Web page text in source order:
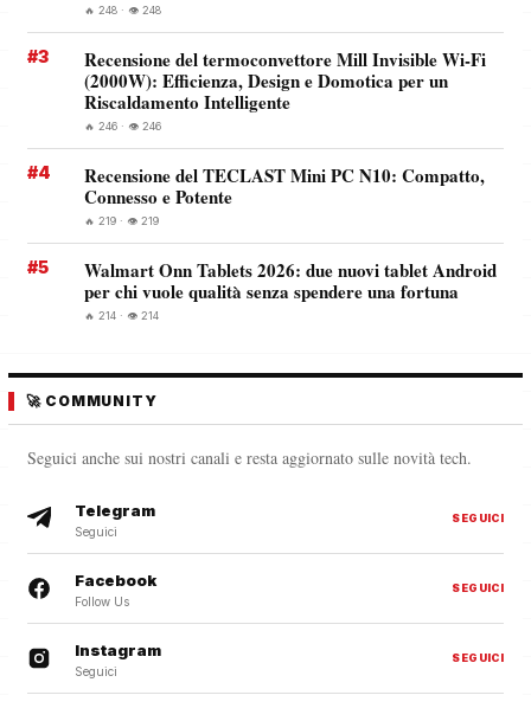
🔥 248 · 👁️ 248
#3
Recensione del termoconvettore Mill Invisible Wi-Fi
(2000W): Efficienza, Design e Domotica per un
Riscaldamento Intelligente
🔥 246 · 👁️ 246
#4
Recensione del TECLAST Mini PC N10: Compatto,
Connesso e Potente
🔥 219 · 👁️ 219
#5
Walmart Onn Tablets 2026: due nuovi tablet Android
per chi vuole qualità senza spendere una fortuna
🔥 214 · 👁️ 214
🚀 COMMUNITY
Seguici anche sui nostri canali e resta aggiornato sulle novità tech.
Telegram
Seguici
SEGUICI
Facebook
Follow Us
SEGUICI
Instagram
Seguici
SEGUICI